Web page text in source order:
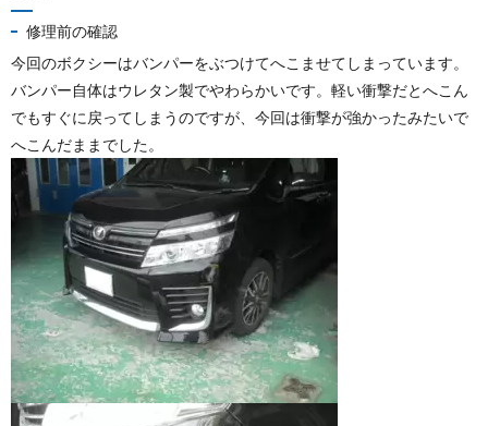
修理前の確認
今回のボクシーはバンパーをぶつけてへこませてしまっています。
バンパー自体はウレタン製でやわらかいです。軽い衝撃だとへこん
でもすぐに戻ってしまうのですが、今回は衝撃が強かったみたいで
へこんだままでした。